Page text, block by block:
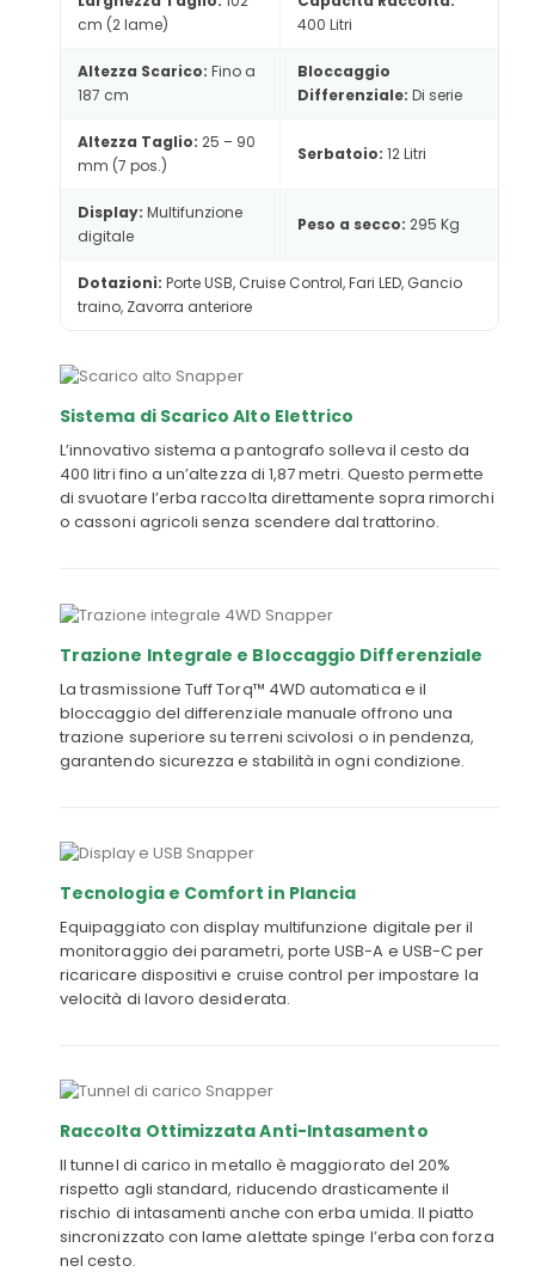
cm (2 lame)
400 Litri
Altezza Scarico: Fino a
187 cm
Bloccaggio
Differenziale: Di serie
Altezza Taglio: 25 – 90
mm (7 pos.)
Serbatoio: 12 Litri
Display: Multifunzione
digitale
Peso a secco: 295 Kg
Dotazioni: Porte USB, Cruise Control, Fari LED, Gancio
traino, Zavorra anteriore
Sistema di Scarico Alto Elettrico
L’innovativo sistema a pantografo solleva il cesto da
400 litri fino a un’altezza di 1,87 metri. Questo permette
di svuotare l’erba raccolta direttamente sopra rimorchi
o cassoni agricoli senza scendere dal trattorino.
Trazione Integrale e Bloccaggio Differenziale
La trasmissione Tuff Torq™ 4WD automatica e il
bloccaggio del differenziale manuale offrono una
trazione superiore su terreni scivolosi o in pendenza,
garantendo sicurezza e stabilità in ogni condizione.
Tecnologia e Comfort in Plancia
Equipaggiato con display multifunzione digitale per il
monitoraggio dei parametri, porte USB-A e USB-C per
ricaricare dispositivi e cruise control per impostare la
velocità di lavoro desiderata.
Raccolta Ottimizzata Anti-Intasamento
Il tunnel di carico in metallo è maggiorato del 20%
rispetto agli standard, riducendo drasticamente il
rischio di intasamenti anche con erba umida. Il piatto
sincronizzato con lame alettate spinge l’erba con forza
nel cesto.